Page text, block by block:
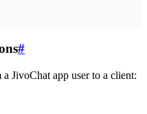
#
JivoChat app user to a client: